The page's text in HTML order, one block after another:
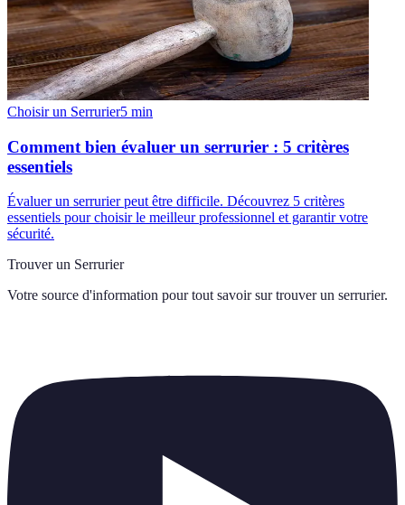
Choisir un Serrurier5 min
Comment bien évaluer un serrurier : 5 critères
essentiels
Évaluer un serrurier peut être difficile. Découvrez 5 critères
essentiels pour choisir le meilleur professionnel et garantir votre
sécurité.
Trouver un Serrurier
Votre source d'information pour tout savoir sur trouver un serrurier.